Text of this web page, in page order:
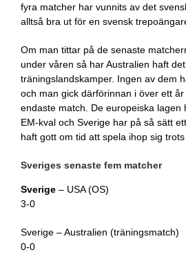
fyra matcher har vunnits av det
alltså bra ut för en svensk
Om man tittar på de senaste
under våren så har Australien haft
träningslandskamper. Ingen av dem
och man gick därförinnan i över ett
endaste match. De europeiska lagen
EM-kval och Sverige har på så sätt
haft gott om tid att spela ihop sig trots
Sveriges senaste fem matcher
Sverige – USA (OS)
3-0
Sverige – Australien (träningsmatch)
0-0